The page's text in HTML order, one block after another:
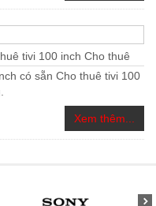
tivi 100 inch Cho thuê
có sẵn Cho thuê tivi 100
Xem thêm...